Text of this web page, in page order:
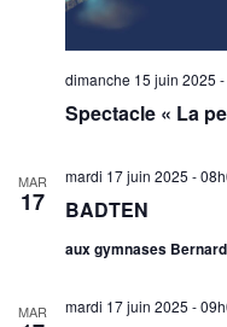
Spectacle « La
dimanche 15 juin 2025
MAR
17 BADTEN
mardi 17 juin 2025 -
aux gymnases
MAR mardi 17 juin 2025 -